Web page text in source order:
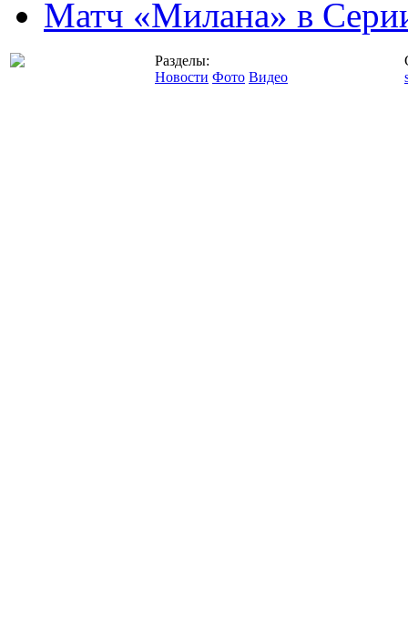
Матч «Милана» в
Разделы:
Новости Фото Видео